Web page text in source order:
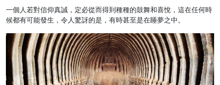
一個人若對信仰真誠，定必從而得到種種的鼓舞和喜悅，這在任何時
候都有可能發生，令人驚訝的是，有時甚至是在睡夢之中。